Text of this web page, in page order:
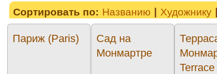
Сортировать по: Названию Художнику
Париж (Paris)
Сад на
Монмартре